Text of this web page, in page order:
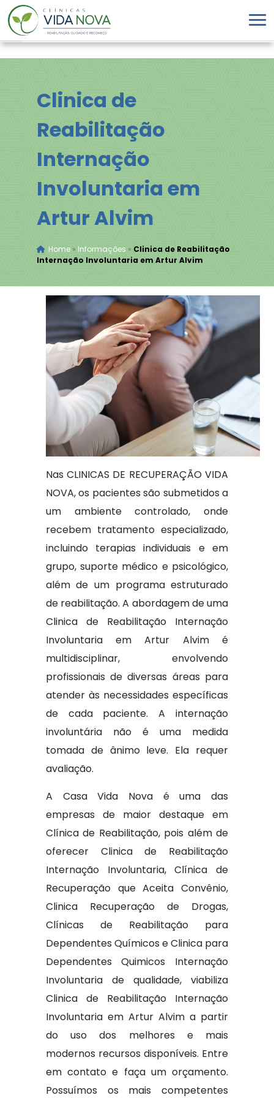
Clinica de
Reabilitação
Internação
Involuntaria em
Artur Alvim
Home» Informações » Clinica de Reabilitação
Internação Involuntaria em Artur Alvim
Nas CLINICAS DE RECUPERAÇÃO VIDA
NOVA, os pacientes são submetidos a
um ambiente controlado, onde
recebem tratamento especializado,
incluindo terapias individuais e em
grupo, suporte médico e psicológico,
além de um programa estruturado
de reabilitação. A abordagem de uma
Clinica de Reabilitação Internação
Involuntaria em Artur Alvim é
multidisciplinar, envolvendo
profissionais de diversas áreas para
atender às necessidades específicas
de cada paciente. A internação
involuntária não é uma medida
tomada de ânimo leve. Ela requer
avaliação.
A Casa Vida Nova é uma das
empresas de maior destaque em
Clínica de Reabilitação, pois além de
oferecer Clinica de Reabilitação
Internação Involuntaria, Clínica de
Recuperação que Aceita Convênio,
Clinica Recuperação de Drogas,
Clínicas de Reabilitação para
Dependentes Químicos e Clinica para
Dependentes Quimicos Internação
Involuntaria de qualidade, viabiliza
Clinica de Reabilitação Internação
Involuntaria em Artur Alvim a partir
do uso dos melhores e mais
modernos recursos disponíveis. Entre
em contato e faça um orçamento.
Possuímos os mais competentes